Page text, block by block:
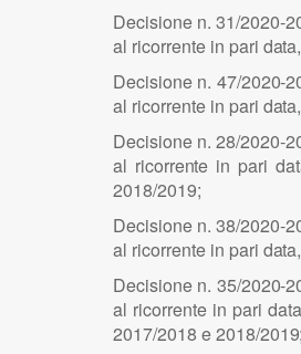
Decisione n.31/2020-2
al ricorrente in pari data,
Decisione n. 47/2020-2
al ricorrente in pari data,
Decisione n.28/2020-2
al ricorrente in pari dat
2018/2019;
Decisione n. 38/2020-2
al ricorrente in pari data,
Decisione n. 35/2020-
al ricorrente in pari data
2017/2018 e 2018/2019;